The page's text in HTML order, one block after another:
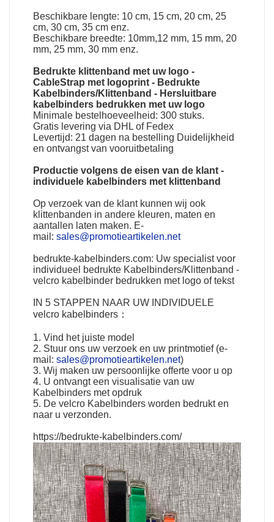
Beschikbare lengte: 10 cm, 15 cm, 20 cm, 25
cm, 30 cm, 35 cm enz.
Beschikbare breedte: 10mm,12 mm, 15 mm, 20
mm, 25 mm, 30 mm enz.
Bedrukte klittenband met uw logo -
CableStrap met logoprint - Bedrukte
Kabelbinders/Klittenband - Hersluitbare
kabelbinders bedrukken met uw logo
Minimale bestelhoeveelheid: 300 stuks.
Gratis levering via DHL of Fedex
Levertijd: 21 dagen na bestelling Duidelijkheid
en ontvangst van vooruitbetaling
Productie volgens de eisen van de klant -
individuele kabelbinders met klittenband
Op verzoek van de klant kunnen wij ook
klittenbanden in andere kleuren, maten en
aantallen laten maken. E-
mail:sales@promotieartikelen.net
bedrukte-kabelbinders.com: Uw specialist voor
individueel bedrukte Kabelbinders/Klittenband -
velcro kabelbinder bedrukken met logo of tekst
IN 5 STAPPEN NAAR UW INDIVIDUELE
velcro kabelbinders ：
1. Vind het juiste model
2. Stuur ons uw verzoek en uw printmotief (e-
mail:sales@promotieartikelen.net)
3. Wij maken uw persoonlijke offerte voor u op
4. U ontvangt een visualisatie van uw
Kabelbinders met opdruk
5. De velcro Kabelbinders worden bedrukt en
naar u verzonden.
https://bedrukte-kabelbinders.com/